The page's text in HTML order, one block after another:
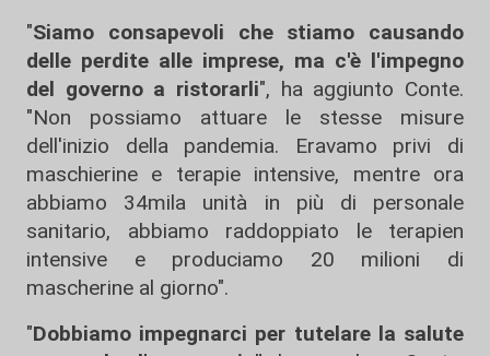
"Siamo consapevoli che stiamo causando
delle perdite alle imprese, ma c'è l'impegno
del governo a ristorarli", ha aggiunto Conte.
"Non possiamo attuare le stesse misure
dell'inizio della pandemia. Eravamo privi di
maschierine e terapie intensive, mentre ora
abbiamo 34mila unità in più di personale
sanitario, abbiamo raddoppiato le terapien
intensive e produciamo 20 milioni di
mascherine al giorno".
"Dobbiamo impegnarci per tutelare la salute